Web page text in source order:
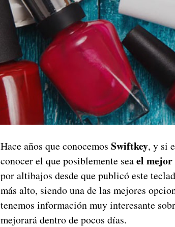
Hace años que conocemos Swiftkey, y si
conocer el que posiblemente seael mejor
por altibajos desde que publicó este
más alto, siendo una de las mejores
tenemos información muy interesante
mejorará dentro de pocos días.